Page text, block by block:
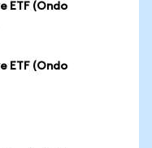
ETF (Ondo
ETF (Ondo